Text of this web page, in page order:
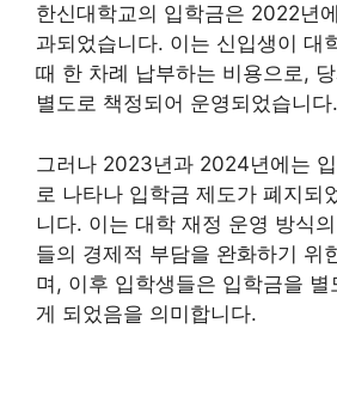
한신대학교의 입학금은 2022년
과되었습니다. 이는 신입생이 대
때 한 차례 납부하는 비용으로,
별도로 책정되어 운영되었습니다.
그러나 2023년과 2024년에는
로 나타나 입학금 제도가 폐지되
니다. 이는 대학 재정 운영 방식
들의 경제적 부담을 완화하기 위
며, 이후 입학생들은 입학금을
게 되었음을 의미합니다.